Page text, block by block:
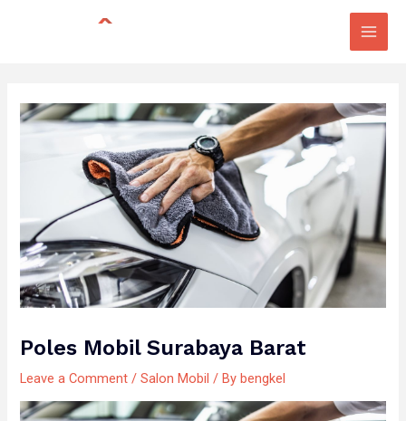
Main
Poles Mobil Surabaya Barat
Leave a Comment /Salon Mobil / Bybengkel